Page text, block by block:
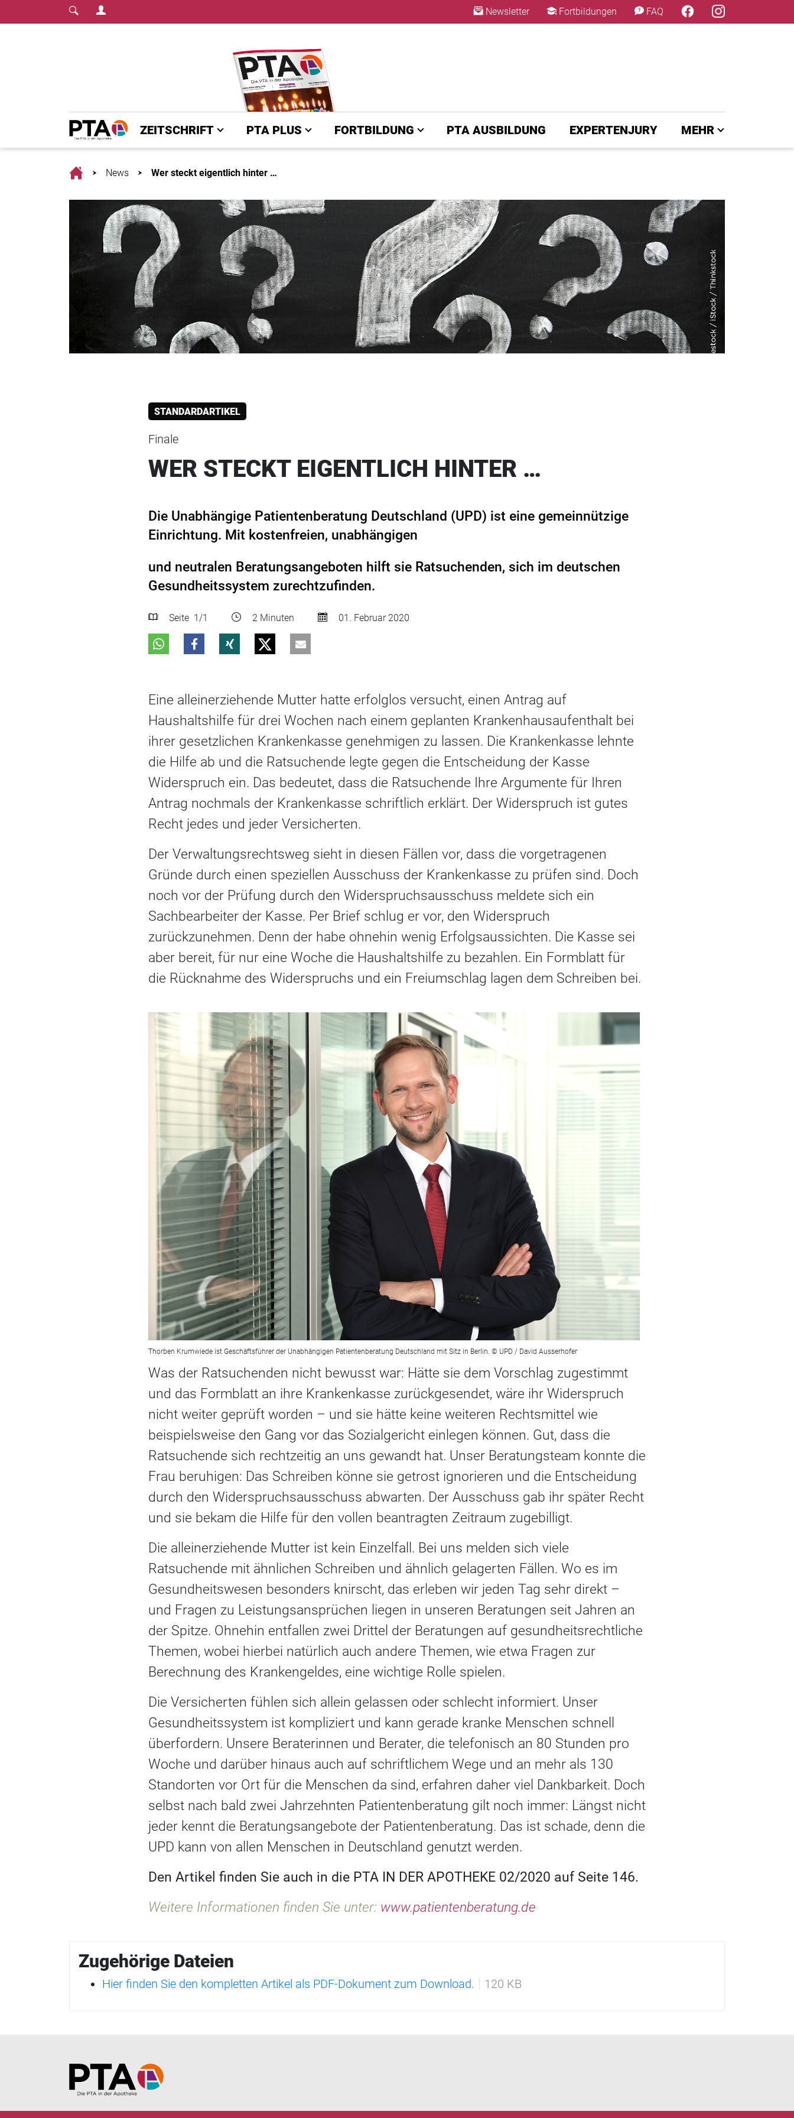
Login Menu Newsletter Fortbildungen FAQ
Home
ZEITSCHRIFT PTA PLUS FORTBILDUNG PTA AUSBILDUNG EXPERTENJURY MEHR
HomeNews Wer steckt eigentlich hinter …
STANDARDARTIKEL
Finale
WER STECKT EIGENTLICH HINTER …
Die Unabhängige Patientenberatung Deutschland (UPD) ist eine gemeinnützige
Einrichtung. Mit kostenfreien, unabhängigen
und neutralen Beratungsangeboten hilft sie Ratsuchenden, sich im deutschen
Gesundheitssystem zurechtzufinden.
Seite 1 /1 2 Minuten 01. Februar 2020
Eine alleinerziehende Mutter hatte erfolglos versucht, einen Antrag auf
Haushaltshilfe für drei Wochen nach einem geplanten Krankenhausaufenthalt bei
ihrer gesetzlichen Krankenkasse genehmigen zu lassen. Die Krankenkasse lehnte
die Hilfe ab und die Ratsuchende legte gegen die Entscheidung der Kasse
Widerspruch ein. Das bedeutet, dass die Ratsuchende Ihre Argumente für Ihren
Antrag nochmals der Krankenkasse schriftlich erklärt. Der Widerspruch ist gutes
Recht jedes und jeder Versicherten.
Der Verwaltungsrechtsweg sieht in diesen Fällen vor, dass die vorgetragenen
Gründe durch einen speziellen Ausschuss der Krankenkasse zu prüfen sind. Doch
noch vor der Prüfung durch den Widerspruchsausschuss meldete sich ein
Sachbearbeiter der Kasse. Per Brief schlug er vor, den Widerspruch
zurückzunehmen. Denn der habe ohnehin wenig Erfolgsaussichten. Die Kasse sei
aber bereit, für nur eine Woche die Haushaltshilfe zu bezahlen. Ein Formblatt für
die Rücknahme des Widerspruchs und ein Freiumschlag lagen dem Schreiben bei.
Thorben Krumwiede ist Geschäftsführer der Unabhängigen Patientenberatung Deutschland mit Sitz in Berlin. © UPD / David Ausserhofer
Was der Ratsuchenden nicht bewusst war: Hätte sie dem Vorschlag zugestimmt
und das Formblatt an ihre Krankenkasse zurückgesendet, wäre ihr Widerspruch
nicht weiter geprüft worden – und sie hätte keine weiteren Rechtsmittel wie
beispielsweise den Gang vor das Sozialgericht einlegen können. Gut, dass die
Ratsuchende sich rechtzeitig an uns gewandt hat. Unser Beratungsteam konnte die
Frau beruhigen: Das Schreiben könne sie getrost ignorieren und die Entscheidung
durch den Widerspruchsausschuss abwarten. Der Ausschuss gab ihr später Recht
und sie bekam die Hilfe für den vollen beantragten Zeitraum zugebilligt.
Die alleinerziehende Mutter ist kein Einzelfall. Bei uns melden sich viele
Ratsuchende mit ähnlichen Schreiben und ähnlich gelagerten Fällen. Wo es im
Gesundheitswesen besonders knirscht, das erleben wir jeden Tag sehr direkt –
und Fragen zu Leistungsansprüchen liegen in unseren Beratungen seit Jahren an
der Spitze. Ohnehin entfallen zwei Drittel der Beratungen auf gesundheitsrechtliche
Themen, wobei hierbei natürlich auch andere Themen, wie etwa Fragen zur
Berechnung des Krankengeldes, eine wichtige Rolle spielen.
Die Versicherten fühlen sich allein gelassen oder schlecht informiert. Unser
Gesundheitssystem ist kompliziert und kann gerade kranke Menschen schnell
überfordern. Unsere Beraterinnen und Berater, die telefonisch an 80 Stunden pro
Woche und darüber hinaus auch auf schriftlichem Wege und an mehr als 130
Standorten vor Ort für die Menschen da sind, erfahren daher viel Dankbarkeit. Doch
selbst nach bald zwei Jahrzehnten Patientenberatung gilt noch immer: Längst nicht
jeder kennt die Beratungsangebote der Patientenberatung. Das ist schade, denn die
UPD kann von allen Menschen in Deutschland genutzt werden.
Den Artikel finden Sie auch in die PTA IN DER APOTHEKE 02/2020 auf Seite 146.
Weitere Informationen finden Sie unter: www.patientenberatung.de
Zugehörige Dateien
Hier finden Sie den kompletten Artikel als PDF-Dokument zum Download. 120 KB
Home
×